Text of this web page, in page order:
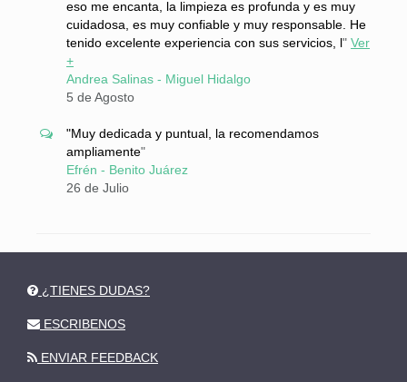
eso me encanta, la limpieza es profunda y es muy
cuidadosa, es muy confiable y muy responsable. He
tenido excelente experiencia con sus servicios, l"Ver
+
Andrea Salinas - Miguel Hidalgo
5 de Agosto
"Muy dedicada y puntual, la recomendamos
ampliamente"
Efrén - Benito Juárez
26 de Julio
¿TIENES DUDAS?
ESCRIBENOS
ENVIAR FEEDBACK